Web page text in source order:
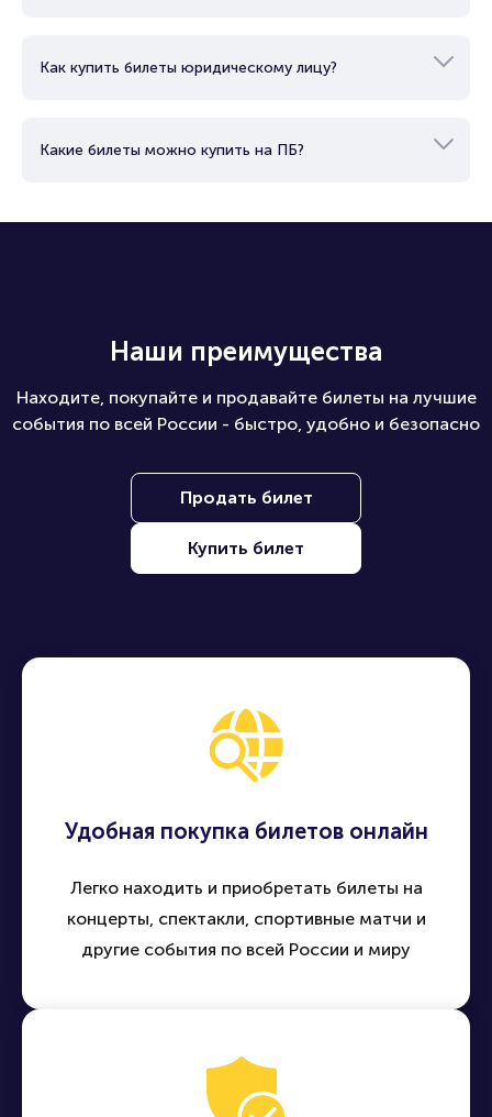
Как купить билеты юридическому лицу?
Какие билеты можно купить на ПБ?
Наши преимущества
Находите, покупайте и продавайте билеты на лучшие
события по всей России - быстро, удобно и безопасно
Продать билет
Купить билет
Удобная покупка билетов онлайн
Легко находить и приобретать билеты на
концерты, спектакли, спортивные матчи и
другие события по всей России и миру